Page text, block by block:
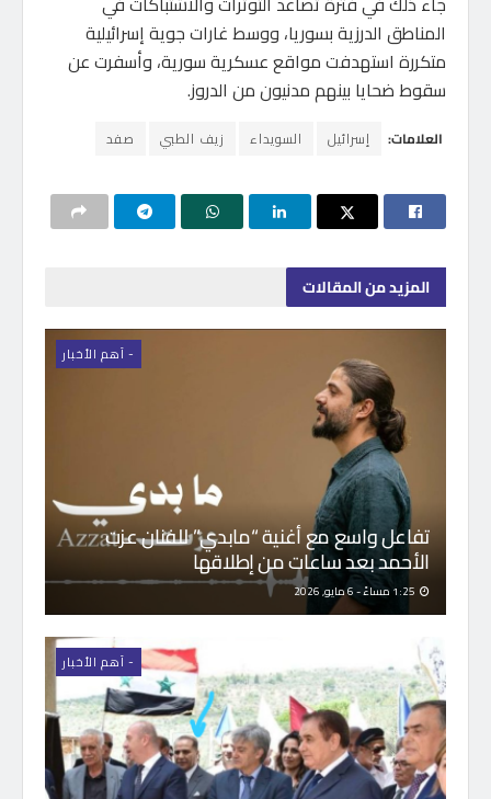
المناطق الدرزية بسوريا، ووسط غارات جوية إسرائيلية
متكررة استهدفت مواقع عسكرية سورية، وأسفرت عن
سقوط ضحايا بينهم مدنيون من الدروز.
العلامات: إسرائيل السويداء زيف الطبي صفد
المزيدمن المقالات
- اَهم الأخبار
تفاعل واسع مع أغنية “مابدي” للفنان عزت
الأحمد بعد ساعات من إطلاقها
- اَهم الأخبار